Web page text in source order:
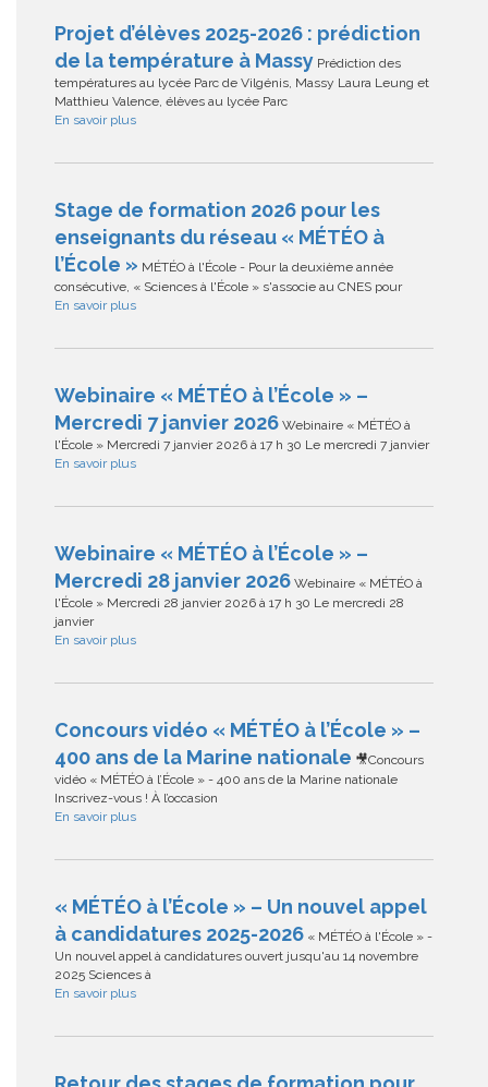
Projet d’élèves 2025-2026 : prédiction
de la température à Massy Prédiction des
températures au lycée Parc de Vilgénis, Massy Laura Leung et
Matthieu Valence, élèves au lycée Parc
En savoir plus
Stage de formation 2026 pour les
enseignants du réseau « MÉTÉO à
l’École » MÉTÉO à l'École - Pour la deuxième année
consécutive, « Sciences à l'École » s'associe au CNES pour
En savoir plus
Webinaire « MÉTÉO à l’École » –
Mercredi 7 janvier 2026 Webinaire « MÉTÉO à
l'École » Mercredi 7 janvier 2026 à 17 h 30 Le mercredi 7 janvier
En savoir plus
Webinaire « MÉTÉO à l’École » –
Mercredi 28 janvier 2026 Webinaire « MÉTÉO à
l'École » Mercredi 28 janvier 2026 à 17 h 30 Le mercredi 28
janvier
En savoir plus
Concours vidéo « MÉTÉO à l’École » –
400 ans de la Marine nationale 🎥Concours
vidéo « MÉTÉO à l’École » - 400 ans de la Marine nationale
Inscrivez-vous ! À l’occasion
En savoir plus
« MÉTÉO à l’École » – Un nouvel appel
à candidatures 2025-2026 « MÉTÉO à l'École » -
Un nouvel appel à candidatures ouvert jusqu'au 14 novembre
2025 Sciences à
En savoir plus